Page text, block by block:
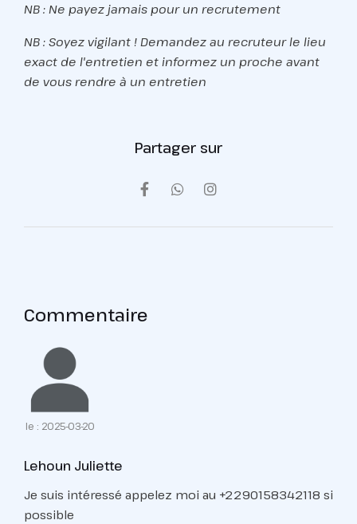
NB : Ne payez jamais pour un recrutement
NB : Soyez vigilant ! Demandez au recruteur le lieu
exact de l'entretien et informez un proche avant
de vous rendre à un entretien
Partager sur
Commentaire
le : 2025-03-20
Lehoun Juliette
Je suis intéressé appelez moi au +2290158342118 si
possible